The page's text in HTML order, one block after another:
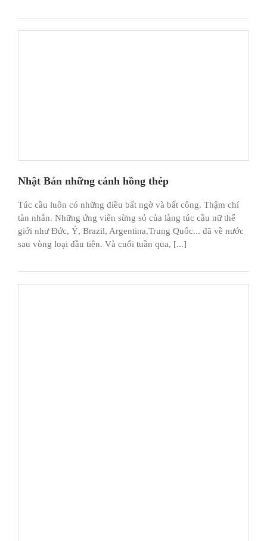
Nhật Bản những cánh hồng thép
Túc cầu luôn có những điều bất ngờ và bất công. Thậm chí
tàn nhẫn. Những ứng viên sừng sỏ của làng túc cầu nữ thế
giới như Đức, Ý, Brazil, Argentina,Trung Quốc... đã về nước
sau vòng loại đầu tiên. Và cuối tuần qua, [...]